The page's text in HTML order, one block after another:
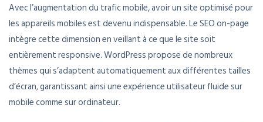
Avec l’augmentation du trafic mobile, avoir un site optimisé pour
les appareils mobiles est devenu indispensable. Le SEO on-page
intègre cette dimension en veillant à ce que le site soit
entièrement responsive. WordPress propose de nombreux
thèmes qui s’adaptent automatiquement aux différentes tailles
d’écran, garantissant ainsi une expérience utilisateur fluide sur
mobile comme sur ordinateur.